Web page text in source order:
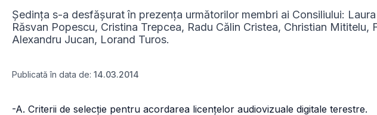
Ședința s-a desfășurat în prezența următorilor membri ai Consiliului:
Răsvan Popescu, Cristina Trepcea, Radu Călin Cristea, Christian Mititelu,
Alexandru Jucan, Lorand Turos.
Publicată în data de: 14.03.2014
-A. Criterii de selecție pentru acordarea licențelor audiovizuale digitale terestre.